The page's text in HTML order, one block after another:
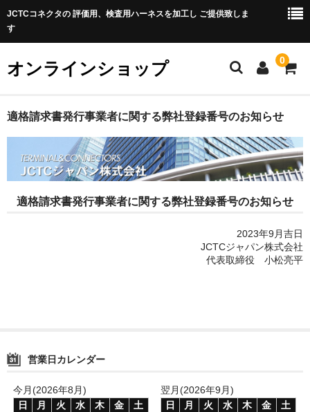
JCTCコネクタの 評価用、検査用ハーネスを加工し ご提供致しま
す
オンラインショップ 0
TOP
コネクター
FFCケーブル
沿革
適格請求書発行事業者に関する弊社登録番号のお知らせ
適格請求書発行事業者に関する弊社登録番号のお知らせ
2023年9月吉日
JCTCジャパン株式会社
代表取締役 小松亮平
営業日カレンダー
今月(2026年8月)
日
月 火 水 木 金
土
翌月(2026年9月)
日
月 火 水 木 金
土